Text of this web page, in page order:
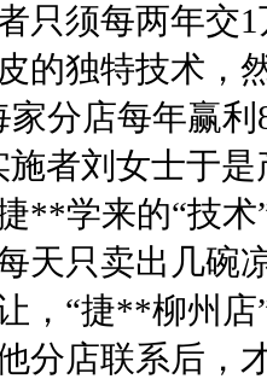
只须每两年交
的独特技术，
分店每年赢利
施者刘女士于
**学来的“技
天只卖出几碗
，“捷**柳州
分店联系后，